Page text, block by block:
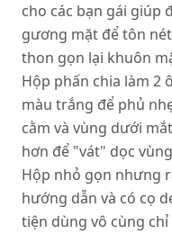
cho các bạn gái giúp
gương mặt để tôn
thon gọn lại khuôn
Hộp phấn chia làm 2
màu trắng để phủ
cằm và vùng dưới
hơn để "vát" dọc
Hộp nhỏ gọn nhưng
hướng dẫn và có cọ
tiện dùng vô cùng